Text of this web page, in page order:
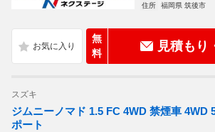
住所
福岡県 筑後市
無
料
見積もり
スズキ
ジムニーノマド 1.5 FC 4WD 禁煙車 4WD
ポート